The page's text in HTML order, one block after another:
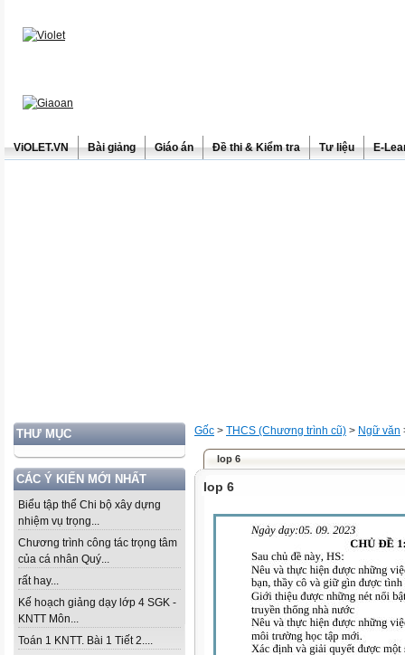
ViOLET.VN Bài giảng Giáo án Đề thi & Kiểm tra Tư liệu E-
THƯ MỤC
CÁC Ý KIẾN MỚI NHẤT
Biểu tập thể Chi bộ xây dựng
nhiệm vụ trọng...
Chương trình công tác trọng tâm
của cá nhân Quý...
rất hay...
Kế hoạch giảng dạy lớp 4 SGK -
KNTT Môn...
Toán 1 KNTT. Bài 1 Tiết 2....
Gốc > THCS (Chương trình cũ) > Ngữ văn
lop 6
lop 6